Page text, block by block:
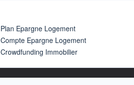
Plan Epargne Logement
Compte Epargne Logement
Crowdfunding Immobilier